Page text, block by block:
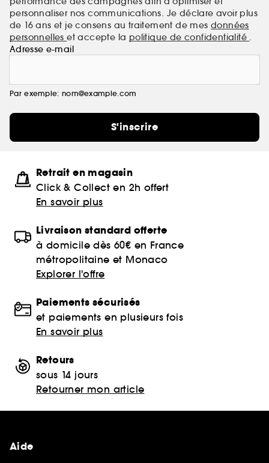
personnaliser nos communications. Je déclare avoir plus
de 16 ans et je consens au traitement de mes données
personnelleset accepte la politique de confidentialité .
Adresse e-mail
Par exemple: nom@example.com
S'inscrire
Retrait en magasin
Click & Collect en 2h offert
En savoir plus
Livraison standard offerte
à domicile dès 60€ en France
métropolitaine et Monaco
Explorer l'offre
Paiements sécurisés
et paiements en plusieurs fois
En savoir plus
Retours
sous 14 jours
Retourner mon article
Aide